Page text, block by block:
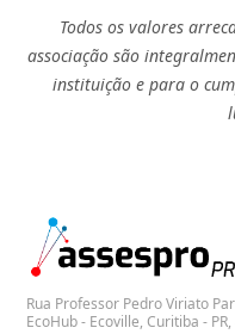
Todos os valores
associação são
instituição e para o
Rua Professor Pedro Viriato
EcoHub - Ecoville, Curitiba -